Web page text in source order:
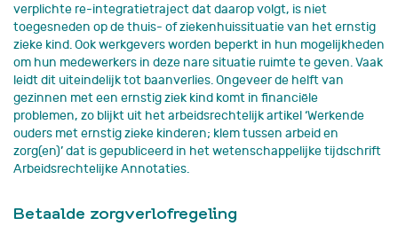
verplichte re-integratietraject dat daarop volgt, is niet
toegesneden op de thuis- of ziekenhuissituatie van het ernstig
zieke kind. Ook werkgevers worden beperkt in hun mogelijkheden
om hun medewerkers in deze nare situatie ruimte te geven. Vaak
leidt dit uiteindelijk tot baanverlies. Ongeveer de helft van
gezinnen met een ernstig ziek kind komt in financiële
problemen, zo blijkt uit het arbeidsrechtelijk artikel ‘Werkende
ouders met ernstig zieke kinderen; klem tussen arbeid en
zorg(en)’ dat is gepubliceerd in het wetenschappelijke tijdschrift
Arbeidsrechtelijke Annotaties.
Betaalde zorgverlofregeling